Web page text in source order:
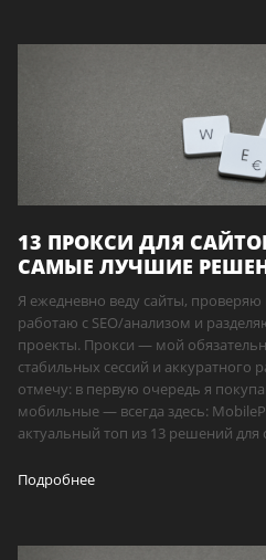
13 ПРОКСИ ДЛЯ
САМЫЕ ЛУЧШИЕ
Я ежедневно веду сайты,
работаю с SEO/анализом и
проекты. Прокси — мой
стабильных сессий и аккуратного
отмечу: в первую очередь я
мобильные — всегда здесь:
актуальный топ из 13 решений для
Подробнее